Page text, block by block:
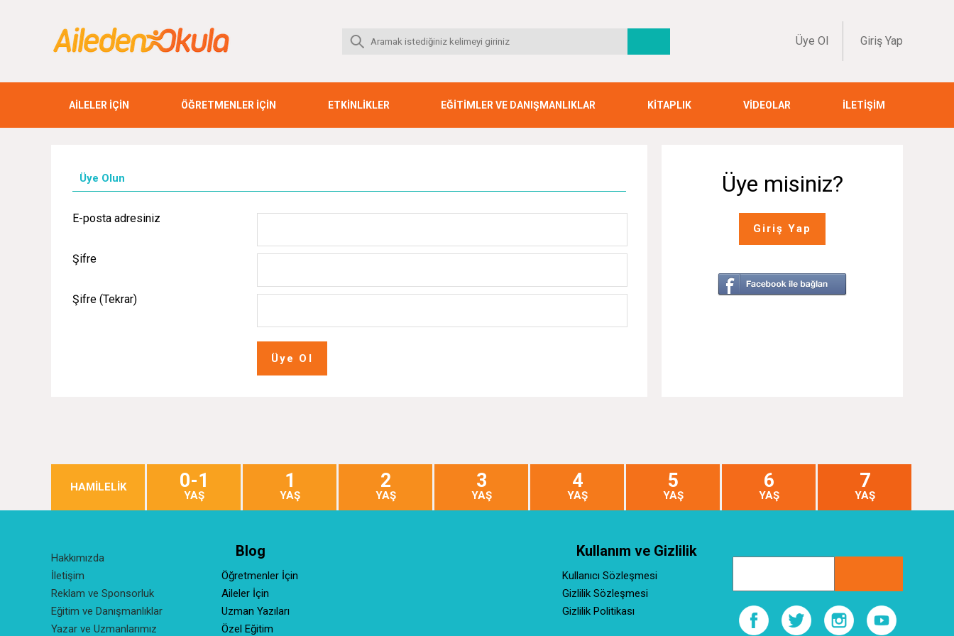
Üye Ol Giriş Yap
AİLELER İÇİN ÖĞRETMENLER İÇİN ETKİNLİKLER EĞİTİMLER VE DANIŞMANLIKLAR KİTAPLIK VİDEOLAR İLETİŞİM
Üye Olun
E-posta adresiniz
Şifre
Şifre (Tekrar)
Üye Ol
Üye misiniz?
Giriş Yap
HAMİLELİK 0-1
YAŞ
1
YAŞ
2
YAŞ
3
YAŞ
4
YAŞ
5
YAŞ
6
YAŞ
7
YAŞ
Hakkımızda
İletişim
Reklam ve Sponsorluk
Eğitim ve Danışmanlıklar
Yazar ve Uzmanlarımız
Blog
Öğretmenler İçin
Aileler İçin
Uzman Yazıları
Özel Eğitim
Kullanım ve Gizlilik
Kullanıcı Sözleşmesi
Gizlilik Sözleşmesi
Gizlilik Politikası